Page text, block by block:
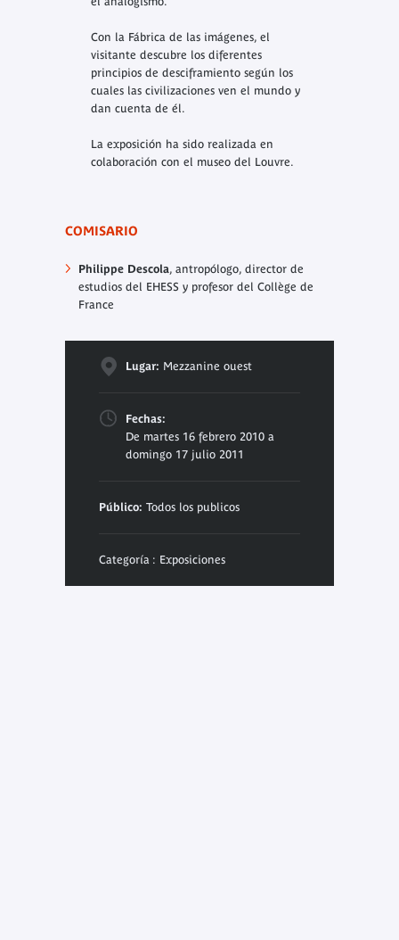
Con la Fábrica de las imágenes, el
visitante descubre los diferentes
principios de desciframiento según los
cuales las civilizaciones ven el mundo y
dan cuenta de él.
La exposición ha sido realizada en
colaboración con el museo del Louvre.
COMISARIO
Philippe Descola, antropólogo, director de
estudios del EHESS y profesor del Collège de
France
Lugar: Mezzanine ouest
Fechas:
De martes 16 febrero 2010 a
domingo 17 julio 2011
Público: Todos los publicos
Categoría : Exposiciones